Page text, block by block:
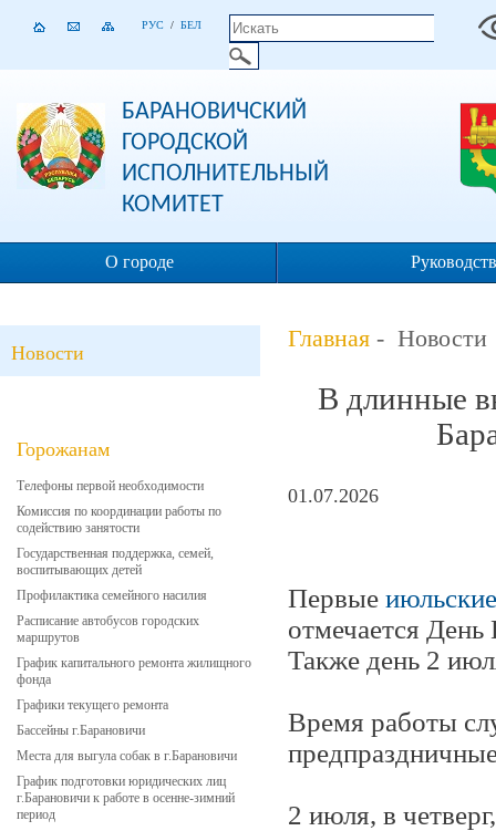
РУС / БЕЛ
БАРАНОВИЧСКИЙ
ГОРОДСКОЙ
ИСПОЛНИТЕЛЬНЫЙ
КОМИТЕТ
О городе
Новости
Горожанам
Телефоны первой необходимости
Комиссия по координации работы по
содействию занятости
Государственная поддержка, семей,
воспитывающих детей
Профилактика семейного насилия
Расписание автобусов городских
маршрутов
График капитального ремонта жилищного
фонда
Графики текущего ремонта
Бассейны г.Барановичи
Места для выгула собак в г.Барановичи
График подготовки юридических лиц
г.Барановичи к работе в осенне-зимний
период
Главная - Новости
В длинные
01.07.2026
Первые
отмечается
Также день 2
Время работы
2 июля, в